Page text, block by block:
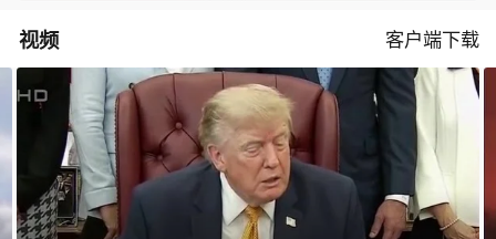
视频 客户端下载